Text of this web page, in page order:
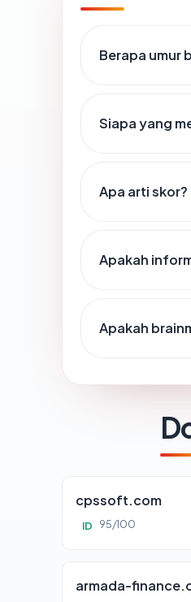
Berapa umur
Siapa yang
Apa arti skor?
Apakah
Apakah
cpssoft.com
ID 95/100
armada-